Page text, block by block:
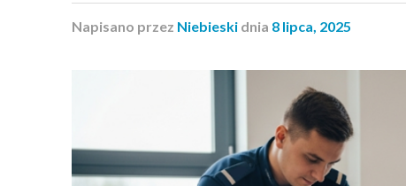
Napisano przez Niebieski dnia 8 lipca, 2025